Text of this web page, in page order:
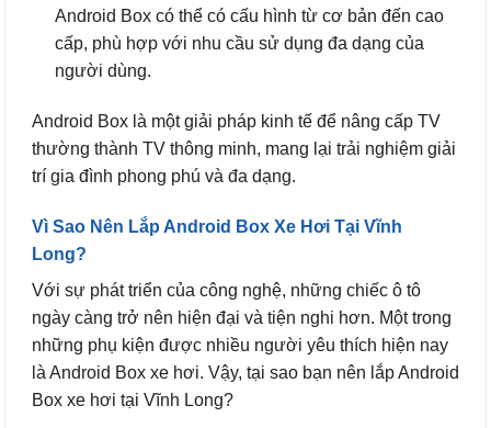
Android Box có thể có cấu hình từ cơ bản đến cao
cấp, phù hợp với nhu cầu sử dụng đa dạng của
người dùng.
Android Box là một giải pháp kinh tế để nâng cấp TV
thường thành TV thông minh, mang lại trải nghiệm giải
trí gia đình phong phú và đa dạng.
Vì Sao Nên Lắp Android Box Xe Hơi Tại Vĩnh
Long?
Với sự phát triển của công nghệ, những chiếc ô tô
ngày càng trở nên hiện đại và tiện nghi hơn. Một trong
những phụ kiện được nhiều người yêu thích hiện nay
là Android Box xe hơi. Vậy, tại sao bạn nên lắp Android
Box xe hơi tại Vĩnh Long?